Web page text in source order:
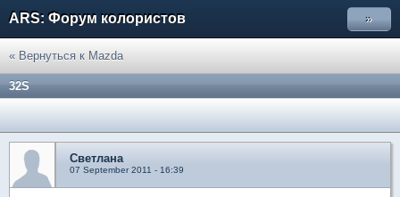
ARS: Форум колористов »
« Вернуться к Mazda
32S
Светлана
07 September 2011 - 16:39